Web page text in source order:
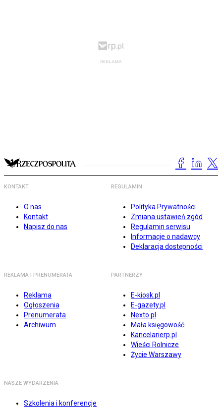
KONTAKT
O nas
Kontakt
Napisz do nas
REGULAMIN
Polityka Prywatności
Zmiana ustawień zgód
Regulamin serwisu
Informacje o nadawcy
Deklaracja dostępności
REKLAMA I PRENUMERATA
Reklama
Ogłoszenia
Prenumerata
Archiwum
PARTNERZY
E-kiosk.pl
E-gazety.pl
Nexto.pl
Mała księgowość
Kancelarierp.pl
Wieści Rolnicze
Życie Warszawy
NASZE WYDARZENIA
Szkolenia i konferencje